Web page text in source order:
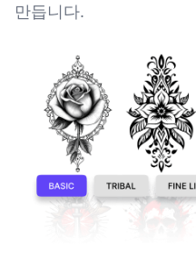
만듭니다.